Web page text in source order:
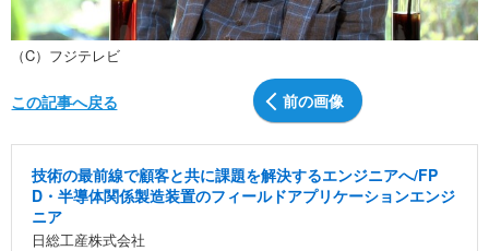
（C）フジテレビ
前の画像
この記事へ戻る
技術の最前線で顧客と共に課題を解決するエンジニアへ/FP
D・半導体関係製造装置のフィールドアプリケーションエンジ
ニア
日総工産株式会社